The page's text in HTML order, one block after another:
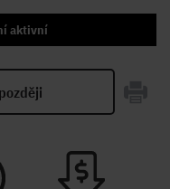
aktivní